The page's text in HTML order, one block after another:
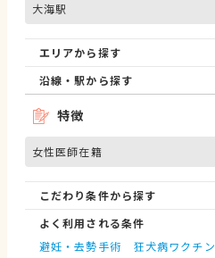
大海駅
エリアから探す
沿線・駅から探す
特徴
女性医師在籍
こだわり条件から探す
よく利用される条件
避妊・去勢手術
狂犬病ワクチン